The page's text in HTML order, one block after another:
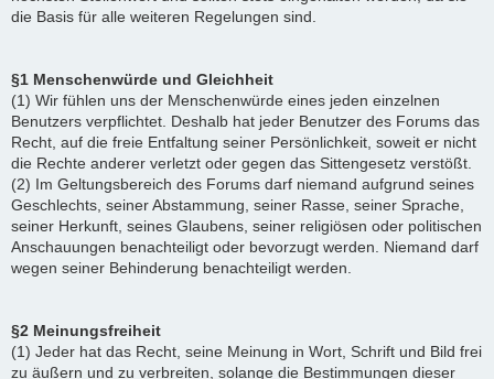
die Basis für alle weiteren Regelungen sind.
§1 Menschenwürde und Gleichheit
(1) Wir fühlen uns der Menschenwürde eines jeden einzelnen
Benutzers verpflichtet. Deshalb hat jeder Benutzer des Forums das
Recht, auf die freie Entfaltung seiner Persönlichkeit, soweit er nicht
die Rechte anderer verletzt oder gegen das Sittengesetz verstößt.
(2) Im Geltungsbereich des Forums darf niemand aufgrund seines
Geschlechts, seiner Abstammung, seiner Rasse, seiner Sprache,
seiner Herkunft, seines Glaubens, seiner religiösen oder politischen
Anschauungen benachteiligt oder bevorzugt werden. Niemand darf
wegen seiner Behinderung benachteiligt werden.
§2 Meinungsfreiheit
(1) Jeder hat das Recht, seine Meinung in Wort, Schrift und Bild frei
zu äußern und zu verbreiten, solange die Bestimmungen dieser